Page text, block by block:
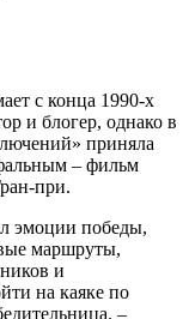
с конца 1990-х
и блогер, однако в
приняла
– фильм
при.
эмоции победы,
маршруты,
и
на каяке по
–